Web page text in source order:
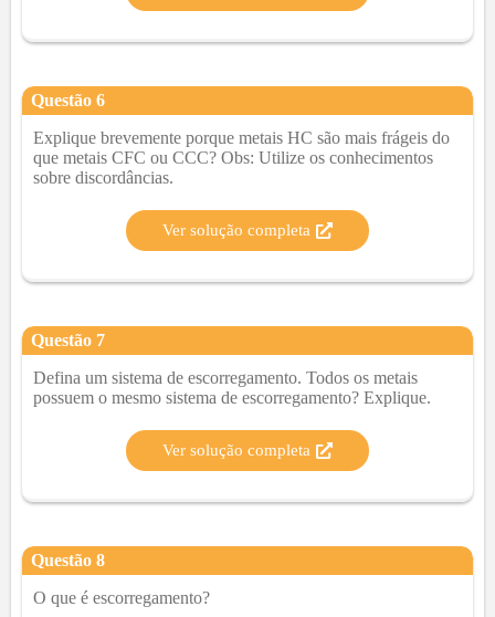
Questão 6
Explique brevemente porque metais HC são mais frágeis do
que metais CFC ou CCC? Obs: Utilize os conhecimentos
sobre discordâncias.
Ver solução completa
Questão 7
Defina um sistema de escorregamento. Todos os metais
possuem o mesmo sistema de escorregamento? Explique.
Ver solução completa
Questão 8
O que é escorregamento?